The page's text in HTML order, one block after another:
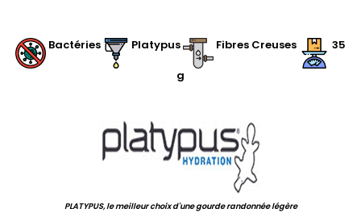
Bactéries
Platypus Fibres Creuses
35
g
PLATYPUS, le meilleur choix d'une gourde randonnée légère